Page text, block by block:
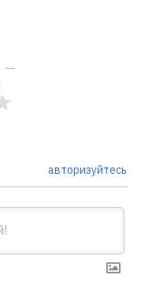
авторизуйтесь